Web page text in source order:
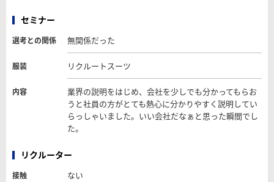
セミナー
選考との関係 無関係だった
服装 リクルートスーツ
内容
業界の説明をはじめ、会社を少しでも分かってもらお
うと社員の方がとても熱心に分かりやすく説明してい
らっしゃいました。いい会社だなぁと思った瞬間でし
た。
リクルーター
接触 ない